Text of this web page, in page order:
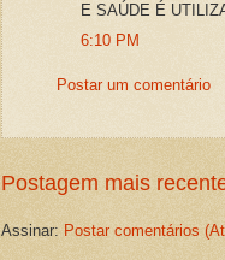
E SAÚDE É
6:10 PM
Postar um comentário
Postagem mais
Assinar: Postar comentários